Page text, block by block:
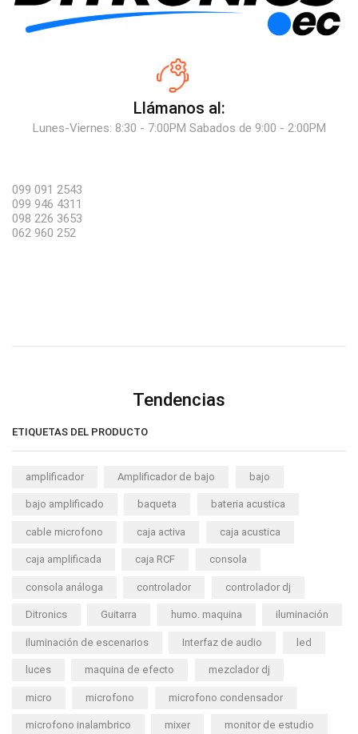
Llámanos al:
Lunes-Viernes: 8:30 - 7:00PM Sabados de 9:00 - 2:00PM
099 091 2543
099 946 4311
098 226 3653
062 960 252
Tendencias
ETIQUETAS DEL PRODUCTO
amplificador Amplificador de bajo bajo
bajo amplificado baqueta bateria acustica
cable microfono caja activa caja acustica
caja amplificada caja RCF consola
consola análoga controlador controlador dj
Ditronics Guitarra humo. maquina iluminación
iluminación de escenarios Interfaz de audio led
luces maquina de efecto mezclador dj
micro microfono microfono condensador
microfono inalambrico mixer monitor de estudio